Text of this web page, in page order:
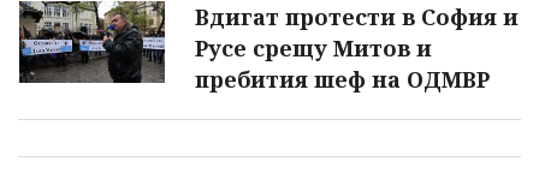
Вдигат протести в София и
Русе срещу Митов и
пребития шеф на ОДМВР